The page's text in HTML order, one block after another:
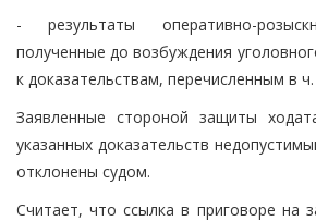
- результаты оперативно-
полученные до возбуждения
к доказательствам, перечисленным в
Заявленные стороной защиты
указанных доказательств
отклонены судом.
Считает, что ссылка в приговоре на